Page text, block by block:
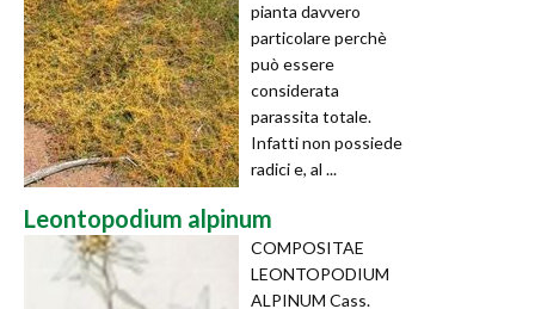
pianta davvero
particolare perchè
può essere
considerata
parassita totale.
Infatti non possiede
radici e, al ...
Leontopodium alpinum
COMPOSITAE
LEONTOPODIUM
ALPINUM Cass.